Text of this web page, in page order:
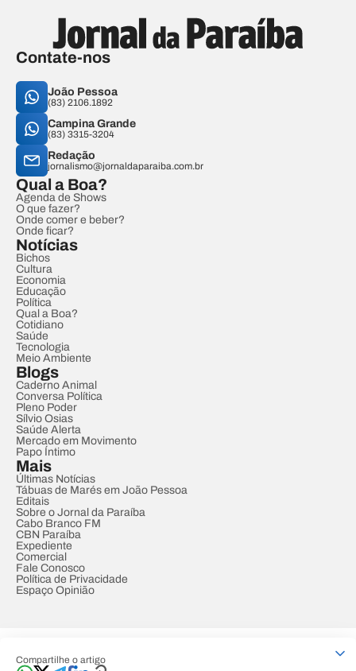
Compartilhe o artigo
Contate-nos
João Pessoa
(83) 2106.1892
Campina Grande
(83) 3315-3204
Redação
jornalismo@jornaldaparaiba.com.br
Qual a Boa?
Agenda de Shows
O que fazer?
Onde comer e beber?
Onde ficar?
Notícias
Bichos
Cultura
Economia
Educação
Política
Qual a Boa?
Cotidiano
Saúde
Tecnologia
Meio Ambiente
Blogs
Caderno Animal
Conversa Política
Pleno Poder
Sílvio Osias
Saúde Alerta
Mercado em Movimento
Papo Íntimo
Mais
Últimas Notícias
Tábuas de Marés em João Pessoa
Editais
Sobre o Jornal da Paraíba
Cabo Branco FM
CBN Paraíba
Expediente
Comercial
Fale Conosco
Política de Privacidade
Espaço Opinião